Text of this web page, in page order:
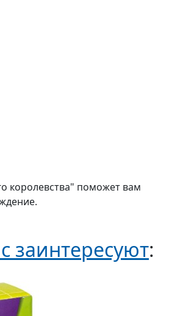
королевства" поможет вам
заинтересуют: